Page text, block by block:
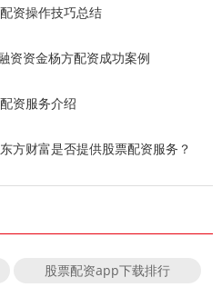
资操作技巧总结
资资金杨方配资成功案例
资服务介绍
方财富是否提供股票配资服务？
股票配资app下载排行